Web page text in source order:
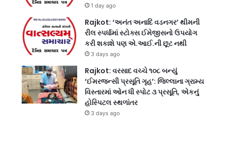
1 day ago
Rajkot: ‘અનંત અનાદિ વડનગર’ થીમની
રીલ સ્પર્ધામાં સ્ટોક્સ ઈમેજીસનો ઉપયોગ
કરી શકાશે પણ એ.આઈ.ની છૂટ નથી
3 days ago
Rajkot: વરસાદ વચ્ચે ૧૦૮ બન્યું
‘ઈમરજન્સી પ્રસૂતિ ગૃહ’: જિલ્લાના ગ્રામ્ય
વિસ્તારમાં ઓન ધી સ્પોટ ૩ પ્રસૂતિ, એકનું
હોસ્પિટલ સ્થળાંતર
3 days ago